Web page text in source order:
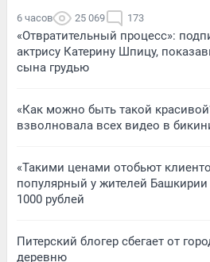
6 часов 25 069 173
«Отвратительный процесс»:
актрису Катерину Шпицу,
сына грудью
«Как можно быть такой
взволновала всех видео в
«Такими ценами отобьют
популярный у жителей Башкирии
1000 рублей
Питерский блогер сбегает от
деревню